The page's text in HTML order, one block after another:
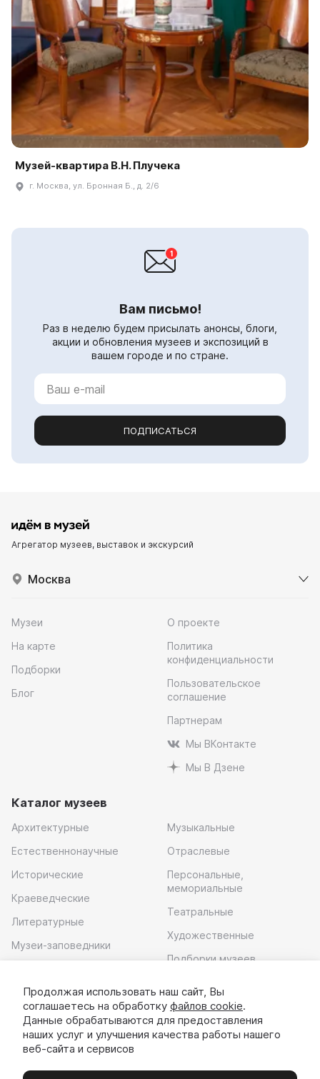
Музей-квартира В.Н. Плучека
г. Москва, ул. Бронная Б., д. 2/6
Вам письмо!
Раз в неделю будем присылать анонсы, блоги,
акции и обновления музеев и экспозиций в
вашем городе и по стране.
ПОДПИСАТЬСЯ
Агрегатор музеев, выставок и экскурсий
Москва
Музеи
На карте
Подборки
Блог
О проекте
Политика
конфиденциальности
Пользовательское
соглашение
Партнерам
Мы ВКонтакте
Мы В Дзене
Каталог музеев
Архитектурные
Естественнонаучные
Исторические
Краеведческие
Литературные
Музеи-заповедники
Музыкальные
Отраслевые
Персональные,
мемориальные
Театральные
Художественные
Подборки музеев
Скачать приложение
Продолжая использовать наш сайт, Вы
соглашаетесь на обработку файлов cookie.
Данные обрабатываются для предоставления
наших услуг и улучшения качества работы нашего
веб-сайта и сервисов